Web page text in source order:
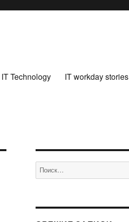
IT Technology IT workday stories
Искать: